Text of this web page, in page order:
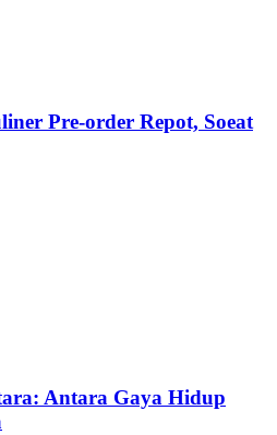
Pre-order Repot, Soeat
Antara Gaya Hidup